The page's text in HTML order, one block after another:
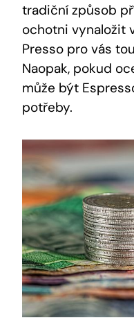
tradiční způsob
ochotni vynaložit
Presso pro vás
Naopak, pokud
může být
potřeby.